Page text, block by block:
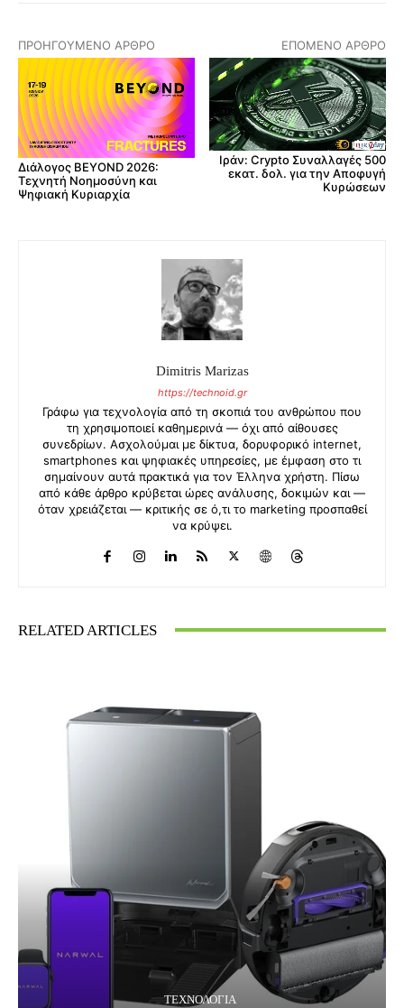
ΠΡΟΗΓΟΎΜΕΝΟ ΆΡΘΡΟ
Διάλογος BEYOND 2026:
Τεχνητή Νοημοσύνη και
Ψηφιακή Κυριαρχία
ΕΠΌΜΕΝΟ ΆΡΘΡΟ
Ιράν: Crypto Συναλλαγές 500
εκατ. δολ. για την Αποφυγή
Κυρώσεων
Dimitris Marizas
https://technoid.gr
Γράφω για τεχνολογία από τη σκοπιά του ανθρώπου που
τη χρησιμοποιεί καθημερινά — όχι από αίθουσες
συνεδρίων. Ασχολούμαι με δίκτυα, δορυφορικό internet,
smartphones και ψηφιακές υπηρεσίες, με έμφαση στο τι
σημαίνουν αυτά πρακτικά για τον Έλληνα χρήστη. Πίσω
από κάθε άρθρο κρύβεται ώρες ανάλυσης, δοκιμών και —
όταν χρειάζεται — κριτικής σε ό,τι το marketing προσπαθεί
να κρύψει.
RELATED ARTICLES
ΤΕΧΝΟΛΟΓΊΑ